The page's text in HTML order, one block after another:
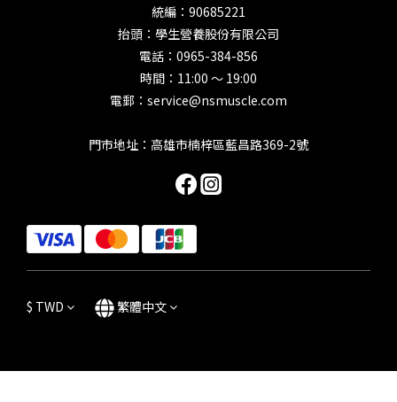
統編：90685221
抬頭：學生營養股份有限公司
電話：0965-384-856
時間：11:00 ～ 19:00
電郵：service@nsmuscle.com
門市地址：高雄市楠梓區藍昌路369-2號
$ TWD 繁體中文